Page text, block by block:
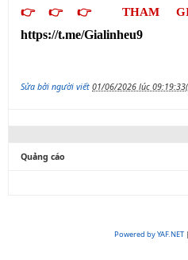
https://t.me/Gialinheu9
Sửa bởi người viết 01/06/2026 lúc
Quảng cáo
Powered by YAF.NET |